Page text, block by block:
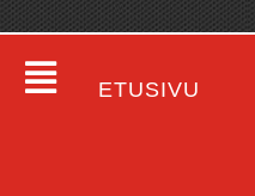
ETUSIVU